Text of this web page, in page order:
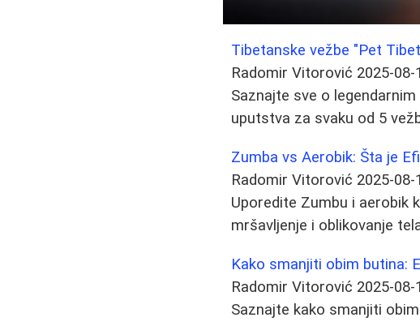
Tibetanske vežbe "Pet
Radomir Vitorović 2025-08-
Saznajte sve o
uputstva za svaku od 5
Zumba vs Aerobik: Šta je
Radomir Vitorović 2025-08-
Uporedite Zumbu i aerobik
mršavljenje i oblikovanje
Kako smanjiti obim butina:
Radomir Vitorović 2025-08-
Saznajte kako smanjiti